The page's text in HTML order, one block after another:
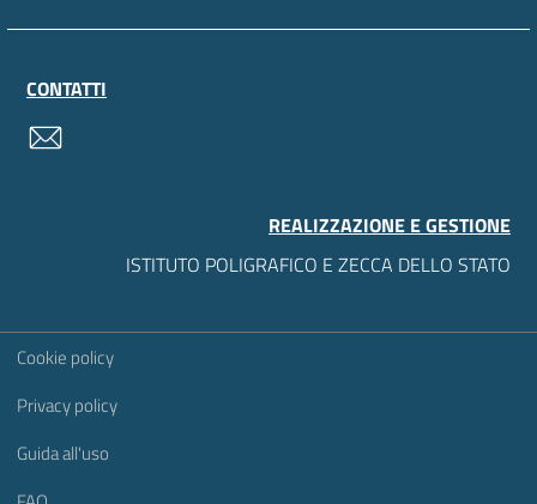
CONTATTI
REALIZZAZIONE E GESTIONE
ISTITUTO POLIGRAFICO E ZECCA DELLO STATO
Sezione Link Utili
Cookie policy
Privacy policy
Guida all'uso